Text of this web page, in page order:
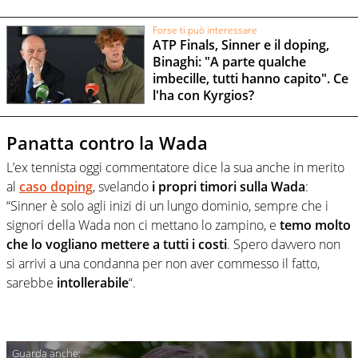
Forse ti può interessare
ATP Finals, Sinner e il doping,
Binaghi: "A parte qualche
imbecille, tutti hanno capito". Ce
l'ha con Kyrgios?
Panatta contro la Wada
L’ex tennista oggi commentatore dice la sua anche in merito
al caso doping, svelando i propri timori sulla Wada:
“Sinner è solo agli inizi di un lungo dominio, sempre che i
signori della Wada non ci mettano lo zampino, e temo molto
che lo vogliano mettere a tutti i costi. Spero davvero non
si arrivi a una condanna per non aver commesso il fatto,
sarebbe intollerabile“.